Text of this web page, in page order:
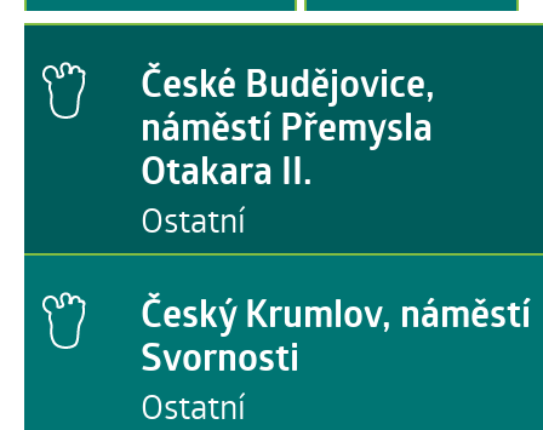
České Budějovice,
náměstí Přemysla
Otakara II.
Ostatní
Český Krumlov, náměstí
Svornosti
Ostatní